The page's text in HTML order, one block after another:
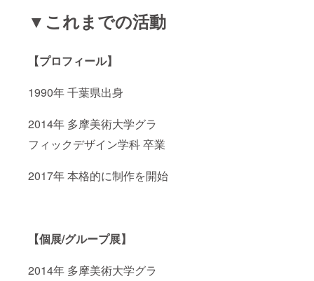
▼これまでの活動
【プロフィール】
1990年 千葉県出身
2014年 多摩美術大学グラ
フィックデザイン学科 卒業
2017年 本格的に制作を開始
【個展/グループ展】
2014年 多摩美術大学グラ